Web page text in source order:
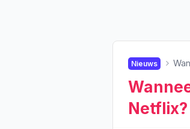
Nieuws
Netflix?